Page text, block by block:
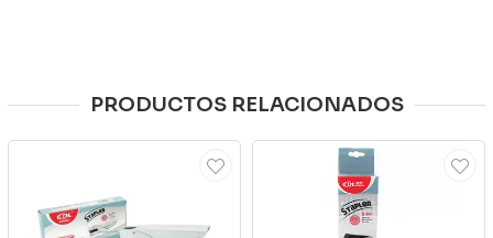
PRODUCTOS RELACIONADOS